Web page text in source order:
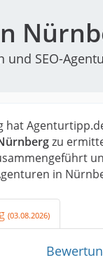
und SEO-
zu
in
(03.08.2026)